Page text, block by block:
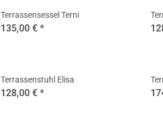
Terrassensessel Terni
135,00 € *
Terrassenstuhl Elisa
128,00 € *